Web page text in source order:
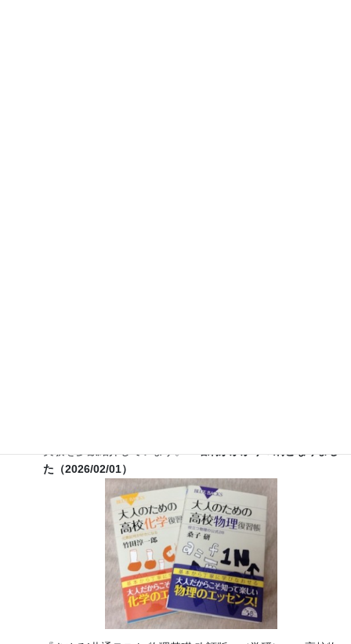
実験を多数紹介しています。※増刷がかかり６刷となりまし
た（2026/02/01）